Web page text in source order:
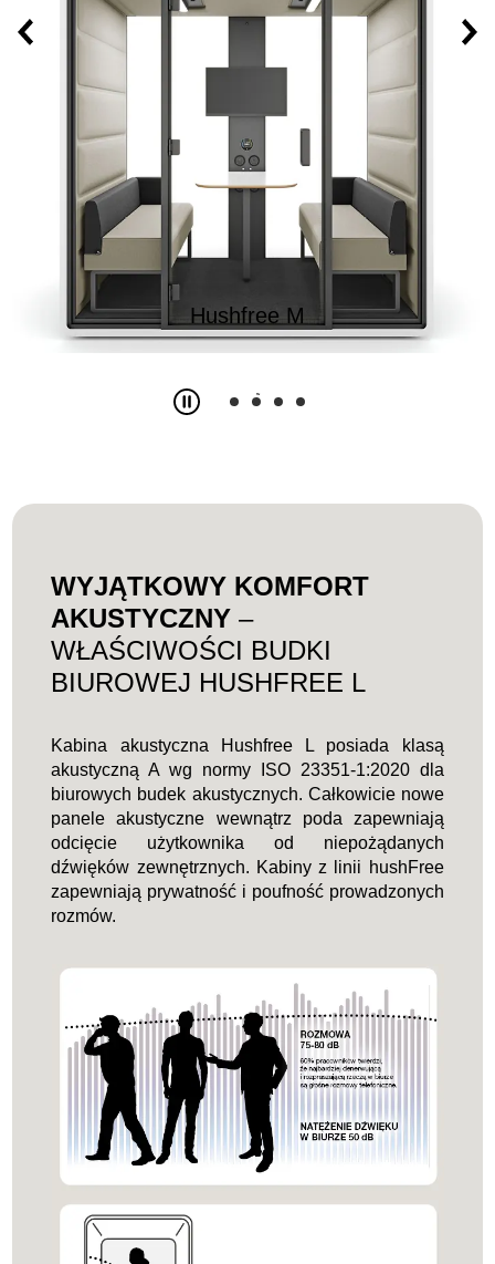
Hushfree M
WYJĄTKOWY KOMFORT
AKUSTYCZNY –
WŁAŚCIWOŚCI BUDKI
BIUROWEJ HUSHFREE L
Kabina akustyczna Hushfree L posiada klasą
akustyczną A wg normy ISO 23351-1:2020 dla
biurowych budek akustycznych. Całkowicie nowe
panele akustyczne wewnątrz poda zapewniają
odcięcie użytkownika od niepożądanych
dźwięków zewnętrznych. Kabiny z linii hushFree
zapewniają prywatność i poufność prowadzonych
rozmów.